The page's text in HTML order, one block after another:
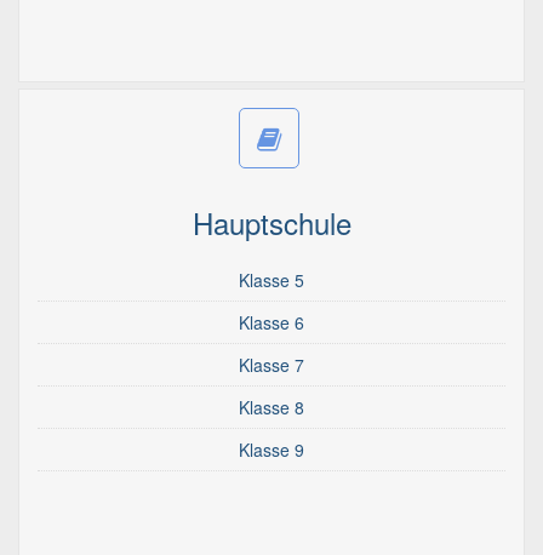
Hauptschule
Klasse 5
Klasse 6
Klasse 7
Klasse 8
Klasse 9